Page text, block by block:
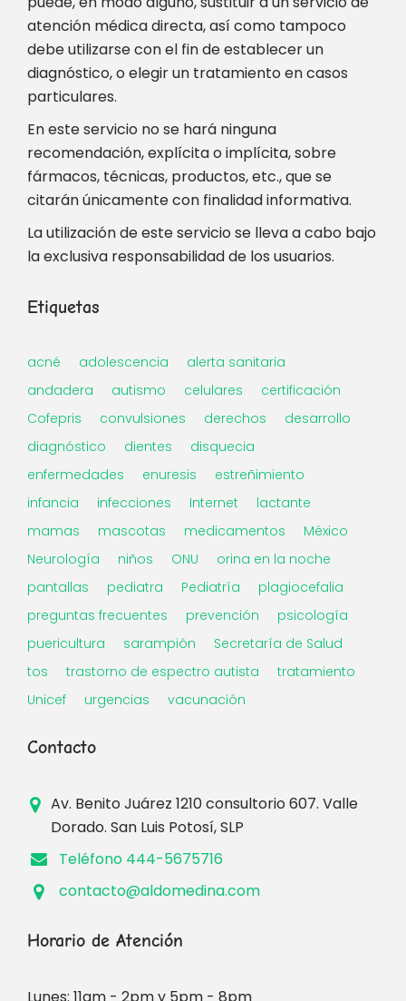
atención médica directa, así como tampoco
debe utilizarse con el fin de establecer un
diagnóstico, o elegir un tratamiento en casos
particulares.
En este servicio no se hará ninguna
recomendación, explícita o implícita, sobre
fármacos, técnicas, productos, etc., que se
citarán únicamente con finalidad informativa.
La utilización de este servicio se lleva a cabo bajo
la exclusiva responsabilidad de los usuarios.
Etiquetas
acné adolescencia
alerta sanitaria
andadera
autismo celulares
certificación
Cofepris
convulsiones derechos
desarrollo
diagnóstico
dientes
disquecia
enfermedades
enuresis
estreñimiento
infancia
infecciones Internet
lactante
mamas
mascotas medicamentos
México
Neurología
niños ONU
orina en la noche
pantallas
pediatra Pediatría
plagiocefalia
preguntas frecuentes
prevención
psicología
puericultura
sarampión
Secretaría de Salud
tos
trastorno de espectro autista
tratamiento
Unicef
urgencias vacunación
Contacto
Av. Benito Juárez 1210 consultorio 607. Valle
Dorado. San Luis Potosí, SLP
Teléfono 444-5675716
contacto@aldomedina.com
Horario de Atención